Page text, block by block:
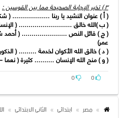
٣ ) تخیر الإجابة الصحیحة مما بین القوسین :
( أ ) عنوان النشید یا ربنا ................... (
( ب )الله خالق ........................... (
( ج ) قائل النص ....................... ( أحمد
عمر)
( د ) خالق الله الأكوان لخدمة ......... (
( و ) منح الله الإنسان .......... كثیرة ( نعما
0
0
مصر ابتدائى الثانى الابتدائى